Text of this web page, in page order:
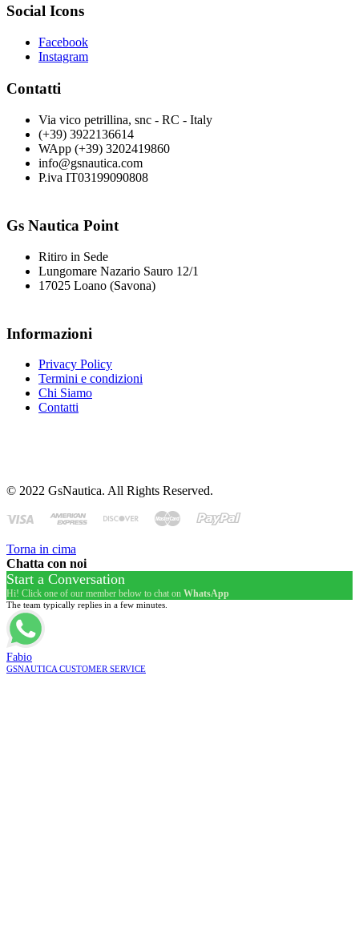
Social Icons
Facebook
Instagram
Contatti
Via vico petrillina, snc - RC - Italy
(+39) 3922136614
WApp (+39) 3202419860
info@gsnautica.com
P.iva IT03199090808
Gs Nautica Point
Ritiro in Sede
Lungomare Nazario Sauro 12/1
17025 Loano (Savona)
Informazioni
Privacy Policy
Termini e condizioni
Chi Siamo
Contatti
© 2022 GsNautica. All Rights Reserved.
Torna in cima
Chatta con noi
Start a Conversation
Hi! Click one of our member below to chat on WhatsApp
The team typically replies in a few minutes.
Fabio
GSNAUTICA CUSTOMER SERVICE